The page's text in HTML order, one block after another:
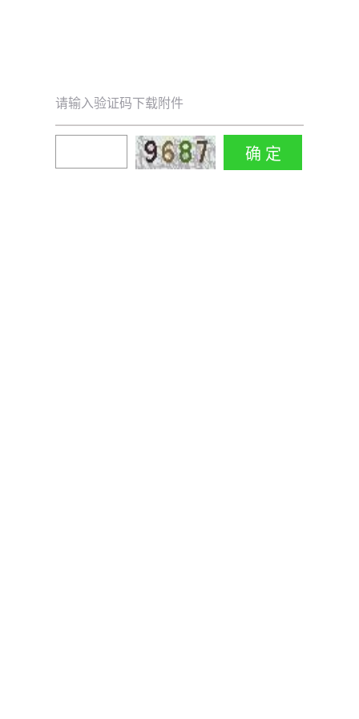
请输入验证码下载附件